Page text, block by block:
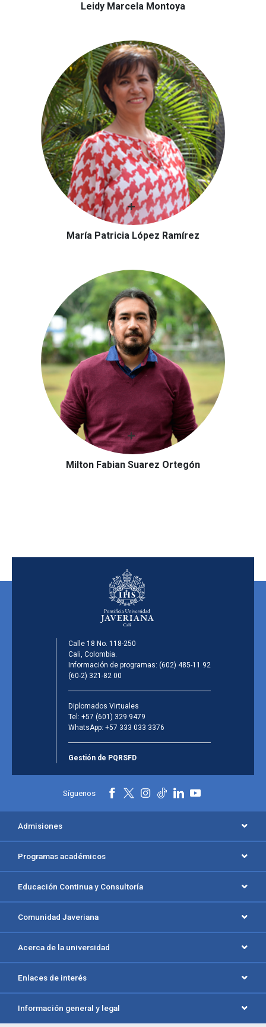
Leidy Marcela Montoya
María Patricia López Ramírez
Milton Fabian Suarez Ortegón
Calle 18 No. 118-250
Cali, Colombia.
Información de programas: (602) 485-11 92
(60-2) 321-82 00
Diplomados Virtuales
Tel: +57 (601) 329 9479
WhatsApp: +57 333 033 3376
Gestión de PQRSFD
Síguenos
Admisiones
Programas académicos
Educación Continua y Consultoría
Comunidad Javeriana
Acerca de la universidad
Enlaces de interés
Información general y legal